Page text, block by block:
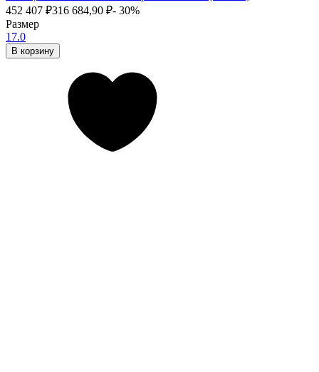
452 407 ₽316 684,90 ₽- 30%
Размер
17.0
В корзину